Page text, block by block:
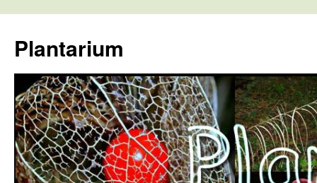
tartalomba
Plantarium